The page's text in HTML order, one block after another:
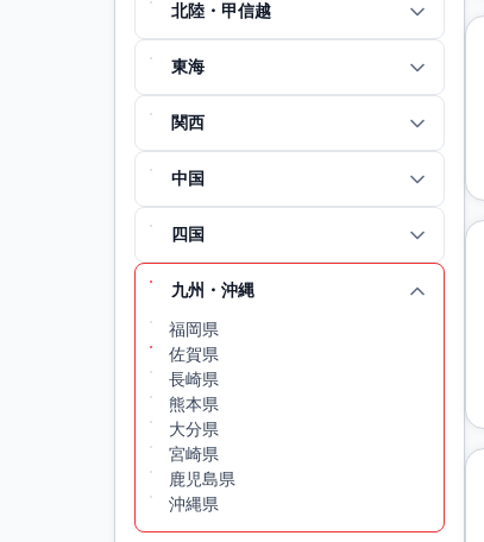
北陸・甲信越
東海
関西
中国
四国
九州・沖縄
福岡県
佐賀県
長崎県
熊本県
大分県
宮崎県
鹿児島県
沖縄県